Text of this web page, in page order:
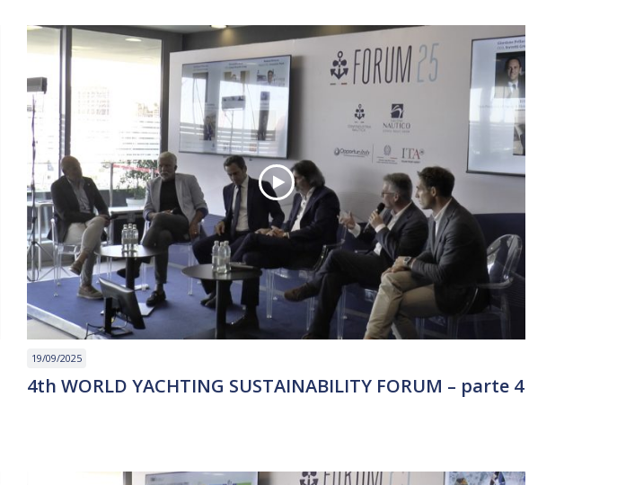
19/09/2025
4th WORLD YACHTING SUSTAINABILITY FORUM – parte 4